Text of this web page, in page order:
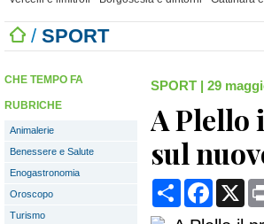
/ SPORT
CHE TEMPO FA
RUBRICHE
Animalerie
Benessere e Salute
Enogastronomia
Oroscopo
Turismo
SPORT | 29
A Plello
sul
Condividi X